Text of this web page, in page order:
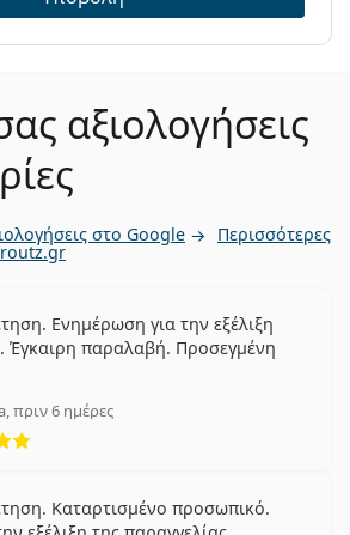
αξιολογήσεις
στο Google Περισσότερες
Ενημέρωση για την εξέλιξη
Έγκαιρη παραλαβή. Προσεγμένη
πριν 6 ημέρες
5 αξιολογήσεις από 5
Καταρτισμένο προσωπικό.